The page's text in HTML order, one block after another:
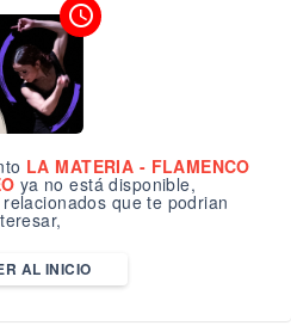
access_time
LA MATERIA - FLAMENCO
ya no está disponible,
que te podrian
AL INICIO